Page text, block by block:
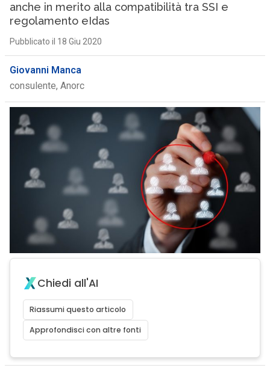
anche in merito alla compatibilità tra SSI e
regolamento eIdas
Pubblicato il 18 Giu 2020
Giovanni Manca
consulente, Anorc
Chiedi all'AI
Riassumi questo articolo
Approfondisci con altre fonti